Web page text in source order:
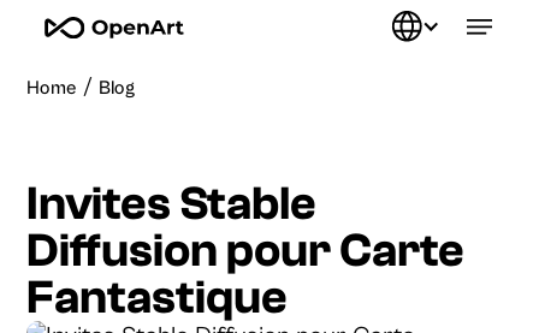
Home / Blog
Invites Stable
Diffusion pour Carte
Fantastique